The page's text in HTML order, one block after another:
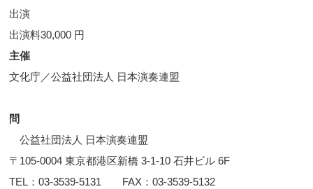
出演
出演料30,000 円
主催
文化庁／公益社団法人 日本演奏連盟
問
公益社団法人 日本演奏連盟
〒105-0004 東京都港区新橋 3-1-10 石井ビル 6F
TEL：03-3539-5131 FAX：03-3539-5132